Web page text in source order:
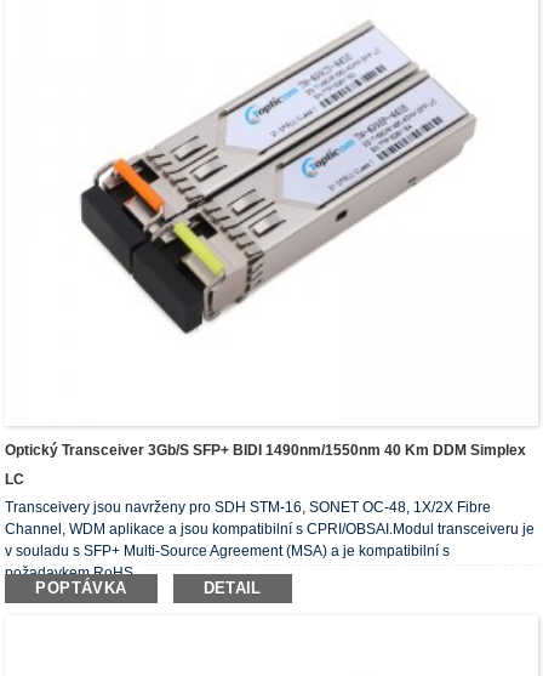
Optický Transceiver 3Gb/s SFP+ BIDI 1490nm/1550nm 40 Km DDM Simplex
LC
Transceivery jsou navrženy pro SDH STM-16, SONET OC-48, 1X/2X Fibre
Channel, WDM aplikace a jsou kompatibilní s CPRI/OBSAI.Modul transceiveru je
v souladu s SFP+ Multi-Source Agreement (MSA) a je kompatibilní s
požadavkem RoHS.
POPTÁVKA DETAIL